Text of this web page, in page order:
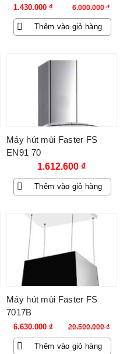
6.000.000₫
Giá
gốc
là:
1.430.000 ₫
Giá
hiện
tại
Thêm vào giỏ hàng
Máy hút mùi Faster FS
EN91 70
1.612.600 ₫
Thêm vào giỏ hàng
Máy hút mùi Faster FS
7017B
20.500.000₫
Giá
gốc
là:
6.630.000 ₫
Giá
hiện
tại
Thêm vào giỏ hàng